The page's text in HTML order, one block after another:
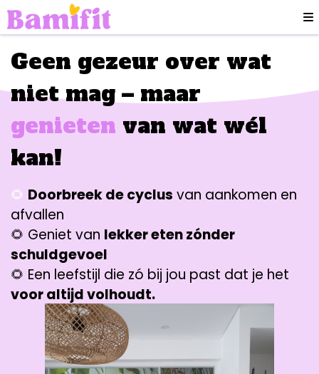
Geen gezeur over wat
niet mag – maar
genieten van wat wél
kan!
🌻 Doorbreek de cyclus van aankomen en
afvallen
🌻 Geniet van lekker eten zónder
schuldgevoel
🌻 Een leefstijl die zó bij jou past dat je het
voor altijd volhoudt.